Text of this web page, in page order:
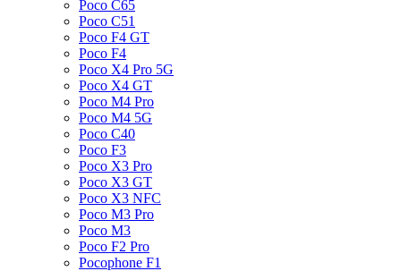
Poco C65
Poco C51
Poco F4 GT
Poco F4
Poco X4 Pro 5G
Poco X4 GT
Poco M4 Pro
Poco M4 5G
Poco C40
Poco F3
Poco X3 Pro
Poco X3 GT
Poco X3 NFC
Poco M3 Pro
Poco M3
Poco F2 Pro
Pocophone F1